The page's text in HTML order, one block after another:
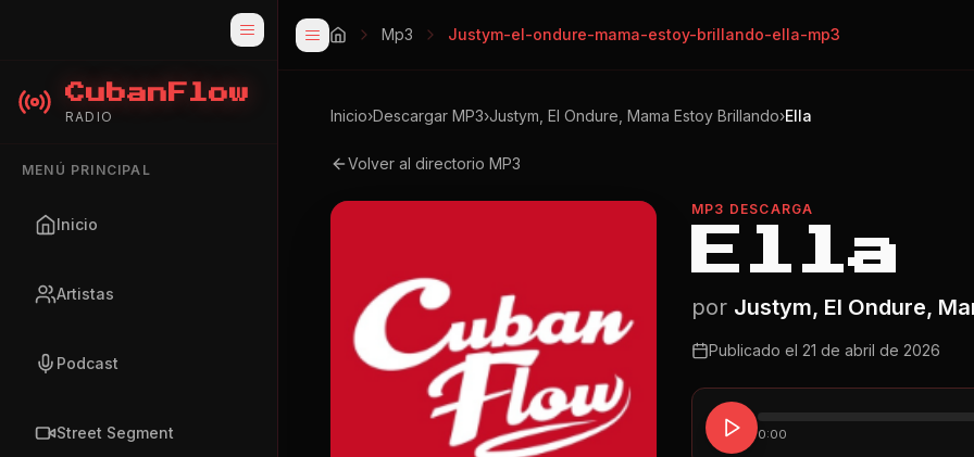
CubanFlow
RADIO
MENÚ PRINCIPAL
Inicio
Artistas
Podcast
Street Segment
Mp3 Justym-el-ondure-mama-estoy-brillando-ella-mp3
Inicio›Descargar MP3›Justym, El Ondure, Mama Estoy Brillando›Ella
Volver al directorio MP3
MP3 DESCARGA
Ella
por Justym, El Ondure,
Publicado el 21 de abril de 2026
0:00